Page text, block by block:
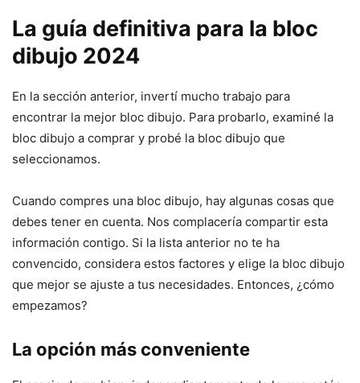
La guía definitiva para la bloc
dibujo 2024
En la sección anterior, invertí mucho trabajo para
encontrar la mejor bloc dibujo. Para probarlo, examiné la
bloc dibujo a comprar y probé la bloc dibujo que
seleccionamos.
Cuando compres una bloc dibujo, hay algunas cosas que
debes tener en cuenta. Nos complacería compartir esta
información contigo. Si la lista anterior no te ha
convencido, considera estos factores y elige la bloc dibujo
que mejor se ajuste a tus necesidades. Entonces, ¿cómo
empezamos?
La opción más conveniente